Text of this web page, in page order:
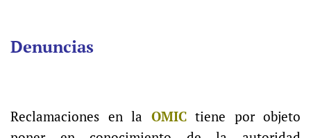
Denuncias
Reclamaciones en la OMICtiene por objeto